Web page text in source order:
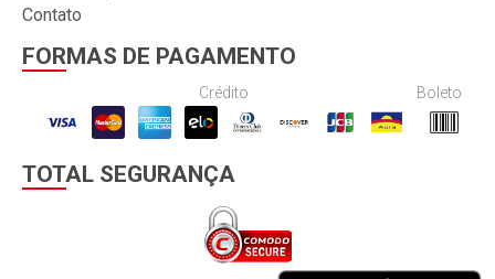
Contato
FORMAS DE PAGAMENTO
Crédito Boleto
TOTAL SEGURANÇA